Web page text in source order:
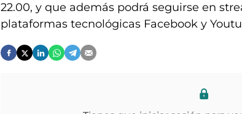
22.00, y que además podrá seguirse en
plataformas tecnológicas Facebook y